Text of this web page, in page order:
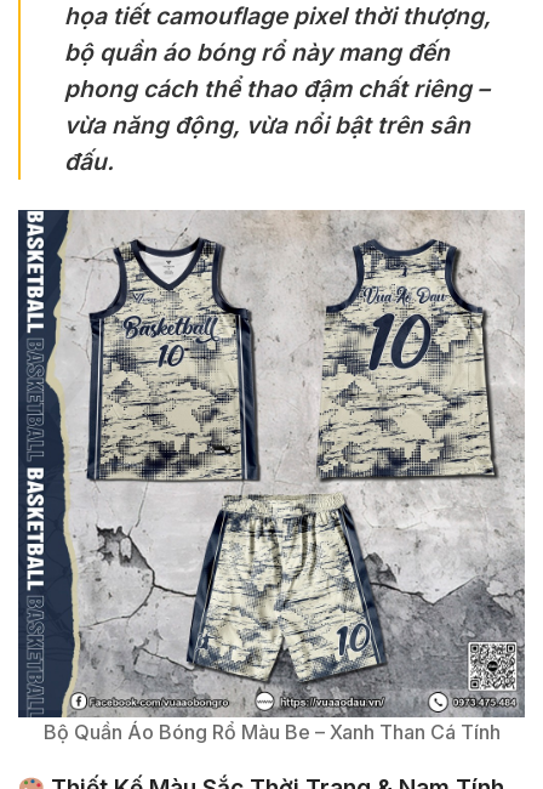
họa tiết camouflage pixel thời thượng,
bộ quần áo bóng rổ này mang đến
phong cách thể thao đậm chất riêng –
vừa năng động, vừa nổi bật trên sân
đấu.
Bộ Quần Áo Bóng Rổ Màu Be – Xanh Than Cá Tính